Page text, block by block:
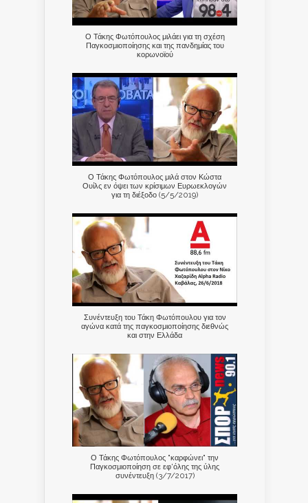
Ο Τάκης Φωτόπουλος μιλάει για τη σχέση
Παγκοσμιοποίησης και της πανδημίας του
κορωνοϊού
Ο Τάκης Φωτόπουλος μιλά στον Κώστα
Ουίλς εν όψει των κρίσιμων Ευρωεκλογών
για τη διέξοδο (5/5/2019)
Συνέντευξη του Τάκη Φωτόπουλου για τον
αγώνα κατά της παγκοσμιοποίησης διεθνώς
και στην Ελλάδα
Ο Τάκης Φωτόπουλος "καρφώνει" την
Παγκοσμιοποίηση σε εφ'όλης της ύλης
συνέντευξη (3/7/2017)